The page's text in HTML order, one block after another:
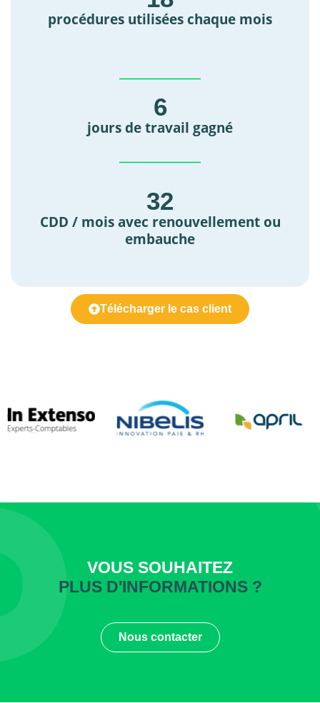
procédures utilisées chaque mois
jours de travail gagné
6
CDD / mois avec renouvellement ou
embauche
32
Télécharger le cas client
VOUS SOUHAITEZ
PLUS D'INFORMATIONS ?
Nous contacter